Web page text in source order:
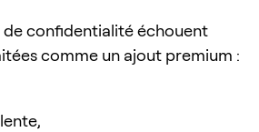
confidentialité échouent
comme un ajout premium :